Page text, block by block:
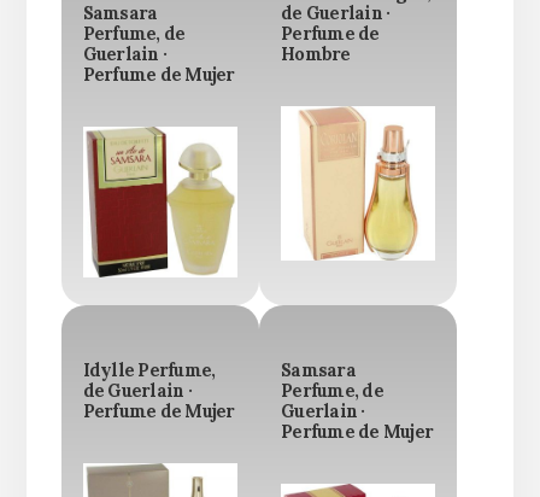
Samsara
Perfume, de
Guerlain ·
Perfume de Mujer
de Guerlain ·
Perfume de
Hombre
Idylle Perfume,
de Guerlain ·
Perfume de Mujer
Samsara
Perfume, de
Guerlain ·
Perfume de Mujer